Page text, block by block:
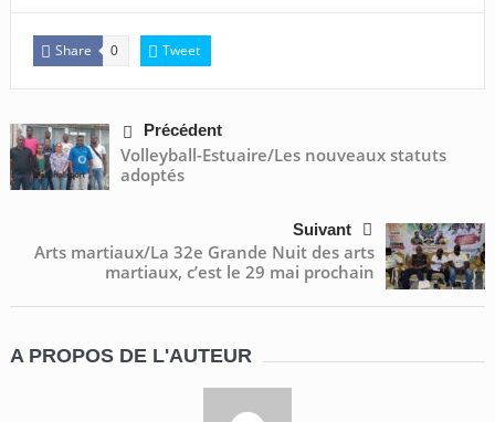
Share 0 Tweet
Précédent
Volleyball-Estuaire/Les nouveaux statuts
adoptés
Suivant
Arts martiaux/La 32e Grande Nuit des arts
martiaux, c’est le 29 mai prochain
A PROPOS DE L'AUTEUR